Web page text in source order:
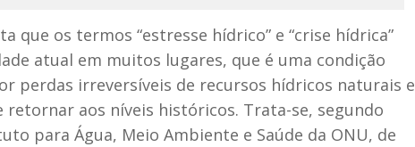
que os termos “estresse hídrico” e “crise hídrica”
atual em muitos lugares, que é uma condição
perdas irreversíveis de recursos hídricos naturais e
retornar aos níveis históricos. Trata-se, segundo
para Água, Meio Ambiente e Saúde da ONU, de